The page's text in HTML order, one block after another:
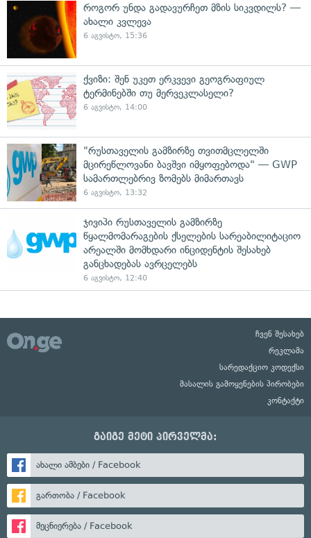
როგორ უნდა გადავურჩეთ მზის სიკვდილს? —
ახალი კვლევა
6 აგვისტო, 15:36
ქვიზი: შენ უკეთ ერკვევი გეოგრაფიულ
ტერმინებში თუ მერვეკლასელი?
6 აგვისტო, 14:00
"რუსთაველის გამზირზე თვითმცლელში
მცირეწლოვანი ბავშვი იმყოფებოდა" — GWP
სამართლებრივ ზომებს მიმართავს
6 აგვისტო, 13:32
ჯივიპი რუსთაველის გამზირზე
წყალმომარაგების ქსელების სარეაბილიტაციო
არეალში მომხდარი ინციდენტის შესახებ
განცხადებას ავრცელებს
6 აგვისტო, 12:40
ჩვენ შესახებ
რეკლამა
სარედაქციო კოდექსი
მასალის გამოყენების პირობები
კონტაქტი
გაიგე მეტი პირველმა:
ახალი ამბები / Facebook
გართობა / Facebook
მეცნიერება / Facebook